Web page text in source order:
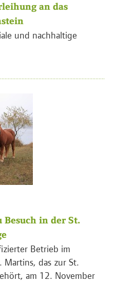
an das
und nachhaltige
Besuch in der St.
Betrieb im
Martins, das zur St.
am 12. November